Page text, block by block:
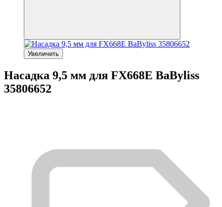
Увеличить
Насадка 9,5 мм для FX668E BaByliss
35806652